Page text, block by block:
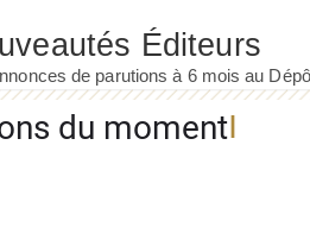
du moment